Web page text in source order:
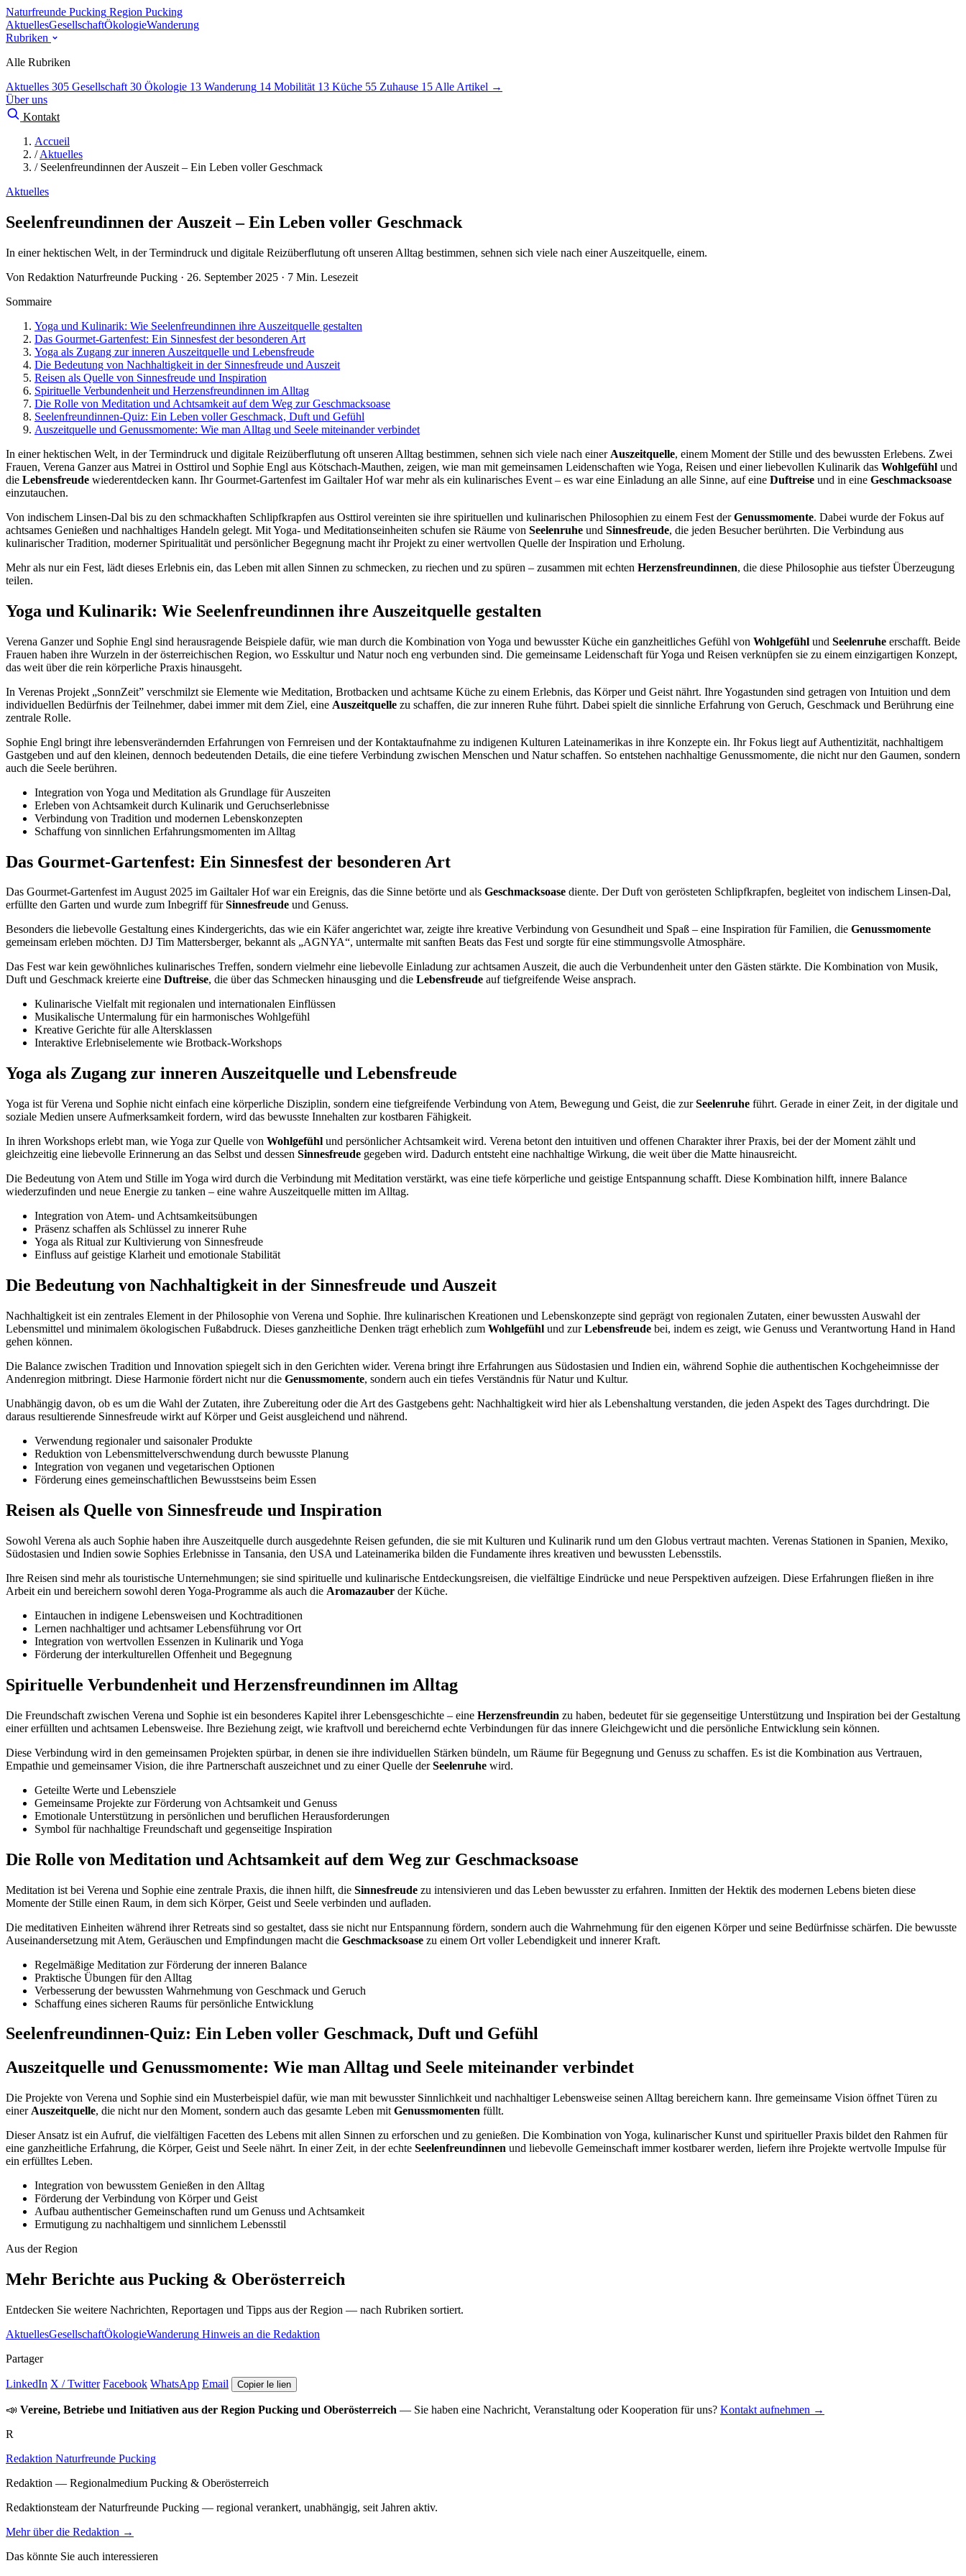
Naturfreunde Pucking Region Pucking
AktuellesGesellschaftÖkologieWanderung
Rubriken
Alle Rubriken
Aktuelles 305 Gesellschaft 30 Ökologie 13 Wanderung 14 Mobilität 13 Küche 55 Zuhause 15 Alle Artikel →
Über uns
Kontakt
Accueil
/ Aktuelles
/ Seelenfreundinnen der Auszeit – Ein Leben voller Geschmack
Aktuelles
Seelenfreundinnen der Auszeit – Ein Leben voller Geschmack
In einer hektischen Welt, in der Termindruck und digitale Reizüberflutung oft unseren Alltag bestimmen, sehnen sich viele nach einer Auszeitquelle, einem.
Von Redaktion Naturfreunde Pucking · 26. September 2025 · 7 Min. Lesezeit
Sommaire
Yoga und Kulinarik: Wie Seelenfreundinnen ihre Auszeitquelle gestalten
Das Gourmet-Gartenfest: Ein Sinnesfest der besonderen Art
Yoga als Zugang zur inneren Auszeitquelle und Lebensfreude
Die Bedeutung von Nachhaltigkeit in der Sinnesfreude und Auszeit
Reisen als Quelle von Sinnesfreude und Inspiration
Spirituelle Verbundenheit und Herzensfreundinnen im Alltag
Die Rolle von Meditation und Achtsamkeit auf dem Weg zur Geschmacksoase
Seelenfreundinnen-Quiz: Ein Leben voller Geschmack, Duft und Gefühl
Auszeitquelle und Genussmomente: Wie man Alltag und Seele miteinander verbindet
In einer hektischen Welt, in der Termindruck und digitale Reizüberflutung oft unseren Alltag bestimmen, sehnen sich viele nach einer Auszeitquelle, einem Moment der Stille und des bewussten Erlebens. Zwei
Frauen, Verena Ganzer aus Matrei in Osttirol und Sophie Engl aus Kötschach-Mauthen, zeigen, wie man mit gemeinsamen Leidenschaften wie Yoga, Reisen und einer liebevollen Kulinarik das Wohlgefühl und
die Lebensfreude wiederentdecken kann. Ihr Gourmet-Gartenfest im Gailtaler Hof war mehr als ein kulinarisches Event – es war eine Einladung an alle Sinne, auf eine Duftreise und in eine Geschmacksoase
einzutauchen.
Von indischem Linsen-Dal bis zu den schmackhaften Schlipfkrapfen aus Osttirol vereinten sie ihre spirituellen und kulinarischen Philosophien zu einem Fest derGenussmomente. Dabei wurde der Fokus auf
achtsames Genießen und nachhaltiges Handeln gelegt. Mit Yoga- und Meditationseinheiten schufen sie Räume von Seelenruhe und Sinnesfreude, die jeden Besucher berührten. Die Verbindung aus
kulinarischer Tradition, moderner Spiritualität und persönlicher Begegnung macht ihr Projekt zu einer wertvollen Quelle der Inspiration und Erholung.
Mehr als nur ein Fest, lädt dieses Erlebnis ein, das Leben mit allen Sinnen zu schmecken, zu riechen und zu spüren – zusammen mit echten Herzensfreundinnen, die diese Philosophie aus tiefster Überzeugung
teilen.
Yoga und Kulinarik: Wie Seelenfreundinnen ihre Auszeitquelle gestalten
Verena Ganzer und Sophie Engl sind herausragende Beispiele dafür, wie man durch die Kombination von Yoga und bewusster Küche ein ganzheitliches Gefühl von Wohlgefühl und Seelenruhe erschafft. Beide
Frauen haben ihre Wurzeln in der österreichischen Region, wo Esskultur und Natur noch eng verbunden sind. Die gemeinsame Leidenschaft für Yoga und Reisen verknüpfen sie zu einem einzigartigen Konzept,
das weit über die rein körperliche Praxis hinausgeht.
In Verenas Projekt „SonnZeit” verschmilzt sie Elemente wie Meditation, Brotbacken und achtsame Küche zu einem Erlebnis, das Körper und Geist nährt. Ihre Yogastunden sind getragen von Intuition und dem
individuellen Bedürfnis der Teilnehmer, dabei immer mit dem Ziel, eine Auszeitquelle zu schaffen, die zur inneren Ruhe führt. Dabei spielt die sinnliche Erfahrung von Geruch, Geschmack und Berührung eine
zentrale Rolle.
Sophie Engl bringt ihre lebensverändernden Erfahrungen von Fernreisen und der Kontaktaufnahme zu indigenen Kulturen Lateinamerikas in ihre Konzepte ein. Ihr Fokus liegt auf Authentizität, nachhaltigem
Gastgeben und auf den kleinen, dennoch bedeutenden Details, die eine tiefere Verbindung zwischen Menschen und Natur schaffen. So entstehen nachhaltige Genussmomente, die nicht nur den Gaumen, sondern
auch die Seele berühren.
Integration von Yoga und Meditation als Grundlage für Auszeiten
Erleben von Achtsamkeit durch Kulinarik und Geruchserlebnisse
Verbindung von Tradition und modernen Lebenskonzepten
Schaffung von sinnlichen Erfahrungsmomenten im Alltag
Das Gourmet-Gartenfest: Ein Sinnesfest der besonderen Art
Das Gourmet-Gartenfest im August 2025 im Gailtaler Hof war ein Ereignis, das die Sinne betörte und als Geschmacksoase diente. Der Duft von gerösteten Schlipfkrapfen, begleitet von indischem Linsen-Dal,
erfüllte den Garten und wurde zum Inbegriff fürSinnesfreude und Genuss.
Besonders die liebevolle Gestaltung eines Kindergerichts, das wie ein Käfer angerichtet war, zeigte ihre kreative Verbindung von Gesundheit und Spaß – eine Inspiration für Familien, die Genussmomente
gemeinsam erleben möchten. DJ Tim Mattersberger, bekannt als „AGNYA“, untermalte mit sanften Beats das Fest und sorgte für eine stimmungsvolle Atmosphäre.
Das Fest war kein gewöhnliches kulinarisches Treffen, sondern vielmehr eine liebevolle Einladung zur achtsamen Auszeit, die auch die Verbundenheit unter den Gästen stärkte. Die Kombination von Musik,
Duft und Geschmack kreierte eine Duftreise, die über das Schmecken hinausging und die Lebensfreude auf tiefgreifende Weise ansprach.
Kulinarische Vielfalt mit regionalen und internationalen Einflüssen
Musikalische Untermalung für ein harmonisches Wohlgefühl
Kreative Gerichte für alle Altersklassen
Interaktive Erlebniselemente wie Brotback-Workshops
Yoga als Zugang zur inneren Auszeitquelle und Lebensfreude
Yoga ist für Verena und Sophie nicht einfach eine körperliche Disziplin, sondern eine tiefgreifende Verbindung von Atem, Bewegung und Geist, die zurSeelenruhe führt. Gerade in einer Zeit, in der digitale und
soziale Medien unsere Aufmerksamkeit fordern, wird das bewusste Innehalten zur kostbaren Fähigkeit.
In ihren Workshops erlebt man, wie Yoga zur Quelle von Wohlgefühl und persönlicher Achtsamkeit wird. Verena betont den intuitiven und offenen Charakter ihrer Praxis, bei der der Moment zählt und
gleichzeitig eine liebevolle Erinnerung an das Selbst und dessen Sinnesfreude gegeben wird. Dadurch entsteht eine nachhaltige Wirkung, die weit über die Matte hinausreicht.
Die Bedeutung von Atem und Stille im Yoga wird durch die Verbindung mit Meditation verstärkt, was eine tiefe körperliche und geistige Entspannung schafft. Diese Kombination hilft, innere Balance
wiederzufinden und neue Energie zu tanken – eine wahre Auszeitquelle mitten im Alltag.
Integration von Atem- und Achtsamkeitsübungen
Präsenz schaffen als Schlüssel zu innerer Ruhe
Yoga als Ritual zur Kultivierung von Sinnesfreude
Einfluss auf geistige Klarheit und emotionale Stabilität
Die Bedeutung von Nachhaltigkeit in der Sinnesfreude und Auszeit
Nachhaltigkeit ist ein zentrales Element in der Philosophie von Verena und Sophie. Ihre kulinarischen Kreationen und Lebenskonzepte sind geprägt von regionalen Zutaten, einer bewussten Auswahl der
Lebensmittel und minimalem ökologischen Fußabdruck. Dieses ganzheitliche Denken trägt erheblich zum Wohlgefühl und zurLebensfreude bei, indem es zeigt, wie Genuss und Verantwortung Hand in Hand
gehen können.
Die Balance zwischen Tradition und Innovation spiegelt sich in den Gerichten wider. Verena bringt ihre Erfahrungen aus Südostasien und Indien ein, während Sophie die authentischen Kochgeheimnisse der
Andenregion mitbringt. Diese Harmonie fördert nicht nur die Genussmomente, sondern auch ein tiefes Verständnis für Natur und Kultur.
Unabhängig davon, ob es um die Wahl der Zutaten, ihre Zubereitung oder die Art des Gastgebens geht: Nachhaltigkeit wird hier als Lebenshaltung verstanden, die jeden Aspekt des Tages durchdringt. Die
daraus resultierende Sinnesfreude wirkt auf Körper und Geist ausgleichend und nährend.
Verwendung regionaler und saisonaler Produkte
Reduktion von Lebensmittelverschwendung durch bewusste Planung
Integration von veganen und vegetarischen Optionen
Förderung eines gemeinschaftlichen Bewusstseins beim Essen
Reisen als Quelle von Sinnesfreude und Inspiration
Sowohl Verena als auch Sophie haben ihre Auszeitquelle durch ausgedehnte Reisen gefunden, die sie mit Kulturen und Kulinarik rund um den Globus vertraut machten. Verenas Stationen in Spanien, Mexiko,
Südostasien und Indien sowie Sophies Erlebnisse in Tansania, den USA und Lateinamerika bilden die Fundamente ihres kreativen und bewussten Lebensstils.
Ihre Reisen sind mehr als touristische Unternehmungen; sie sind spirituelle und kulinarische Entdeckungsreisen, die vielfältige Eindrücke und neue Perspektiven aufzeigen. Diese Erfahrungen fließen in ihre
Arbeit ein und bereichern sowohl deren Yoga-Programme als auch die Aromazauber der Küche.
Eintauchen in indigene Lebensweisen und Kochtraditionen
Lernen nachhaltiger und achtsamer Lebensführung vor Ort
Integration von wertvollen Essenzen in Kulinarik und Yoga
Förderung der interkulturellen Offenheit und Begegnung
Spirituelle Verbundenheit und Herzensfreundinnen im Alltag
Die Freundschaft zwischen Verena und Sophie ist ein besonderes Kapitel ihrer Lebensgeschichte – eine Herzensfreundin zu haben, bedeutet für sie gegenseitige Unterstützung und Inspiration bei der Gestaltung
einer erfüllten und achtsamen Lebensweise. Ihre Beziehung zeigt, wie kraftvoll und bereichernd echte Verbindungen für das innere Gleichgewicht und die persönliche Entwicklung sein können.
Diese Verbindung wird in den gemeinsamen Projekten spürbar, in denen sie ihre individuellen Stärken bündeln, um Räume für Begegnung und Genuss zu schaffen. Es ist die Kombination aus Vertrauen,
Empathie und gemeinsamer Vision, die ihre Partnerschaft auszeichnet und zu einer Quelle derSeelenruhe wird.
Geteilte Werte und Lebensziele
Gemeinsame Projekte zur Förderung von Achtsamkeit und Genuss
Emotionale Unterstützung in persönlichen und beruflichen Herausforderungen
Symbol für nachhaltige Freundschaft und gegenseitige Inspiration
Die Rolle von Meditation und Achtsamkeit auf dem Weg zur Geschmacksoase
Meditation ist bei Verena und Sophie eine zentrale Praxis, die ihnen hilft, die Sinnesfreude zu intensivieren und das Leben bewusster zu erfahren. Inmitten der Hektik des modernen Lebens bieten diese
Momente der Stille einen Raum, in dem sich Körper, Geist und Seele verbinden und aufladen.
Die meditativen Einheiten während ihrer Retreats sind so gestaltet, dass sie nicht nur Entspannung fördern, sondern auch die Wahrnehmung für den eigenen Körper und seine Bedürfnisse schärfen. Die bewusste
Auseinandersetzung mit Atem, Geräuschen und Empfindungen macht die Geschmacksoase zu einem Ort voller Lebendigkeit und innerer Kraft.
Regelmäßige Meditation zur Förderung der inneren Balance
Praktische Übungen für den Alltag
Verbesserung der bewussten Wahrnehmung von Geschmack und Geruch
Schaffung eines sicheren Raums für persönliche Entwicklung
Seelenfreundinnen-Quiz: Ein Leben voller Geschmack, Duft und Gefühl
Auszeitquelle und Genussmomente: Wie man Alltag und Seele miteinander verbindet
Die Projekte von Verena und Sophie sind ein Musterbeispiel dafür, wie man mit bewusster Sinnlichkeit und nachhaltiger Lebensweise seinen Alltag bereichern kann. Ihre gemeinsame Vision öffnet Türen zu
einer Auszeitquelle, die nicht nur den Moment, sondern auch das gesamte Leben mit Genussmomenten füllt.
Dieser Ansatz ist ein Aufruf, die vielfältigen Facetten des Lebens mit allen Sinnen zu erforschen und zu genießen. Die Kombination von Yoga, kulinarischer Kunst und spiritueller Praxis bildet den Rahmen für
eine ganzheitliche Erfahrung, die Körper, Geist und Seele nährt. In einer Zeit, in der echte Seelenfreundinnen und liebevolle Gemeinschaft immer kostbarer werden, liefern ihre Projekte wertvolle Impulse für
ein erfülltes Leben.
Integration von bewusstem Genießen in den Alltag
Förderung der Verbindung von Körper und Geist
Aufbau authentischer Gemeinschaften rund um Genuss und Achtsamkeit
Ermutigung zu nachhaltigem und sinnlichem Lebensstil
Aus der Region
Mehr Berichte aus Pucking & Oberösterreich
Entdecken Sie weitere Nachrichten, Reportagen und Tipps aus der Region — nach Rubriken sortiert.
AktuellesGesellschaftÖkologieWanderung Hinweis an die Redaktion
Partager
LinkedIn X / Twitter Facebook WhatsApp Email Copier le lien
📣 Vereine, Betriebe und Initiativen aus der Region Pucking und Oberösterreich — Sie haben eine Nachricht, Veranstaltung oder Kooperation für uns? Kontakt aufnehmen →
R
Redaktion Naturfreunde Pucking
Redaktion — Regionalmedium Pucking & Oberösterreich
Redaktionsteam der Naturfreunde Pucking — regional verankert, unabhängig, seit Jahren aktiv.
Mehr über die Redaktion →
Das könnte Sie auch interessieren